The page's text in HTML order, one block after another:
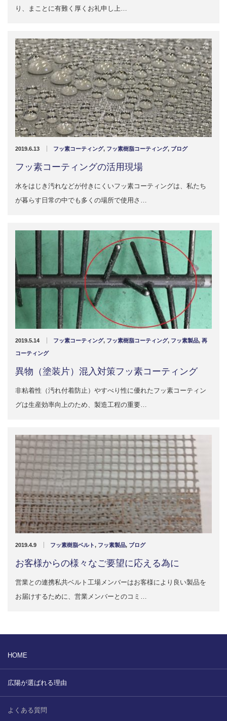
り、まことに有難く厚くお礼申し上…
2019.6.13 フッ素コーティング, フッ素樹脂コーティング, ブログ
フッ素コーティングの活用現場
水をはじき汚れなどが付きにくいフッ素コーティングは、私たち
が暮らす日常の中でも多くの場所で使用さ…
2019.5.14 フッ素コーティング, フッ素樹脂コーティング, フッ素製品, 再
コーティング
異物（塗装片）混入対策フッ素コーティング
非粘着性（汚れ付着防止）やすべり性に優れたフッ素コーティン
グは生産効率向上のため、製造工程の重要…
2019.4.9 フッ素樹脂ベルト, フッ素製品, ブログ
お客様からの様々なご要望に応える為に
営業との連携私共ベルト工場メンバーはお客様により良い製品を
お届けするために、営業メンバーとのコミ…
HOME
広陽が選ばれる理由
よくある質問